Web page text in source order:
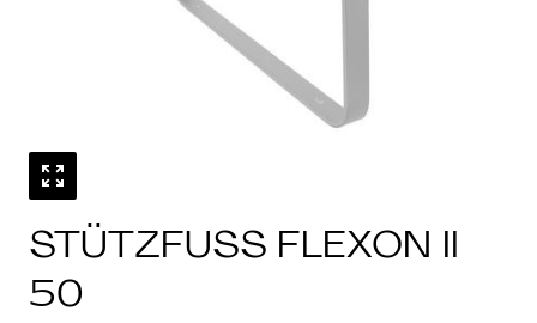
STÜTZFUSS FLEXON II 5
0